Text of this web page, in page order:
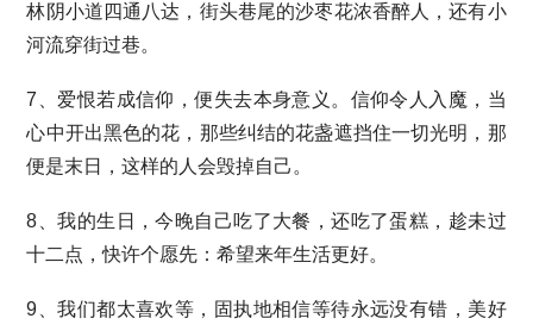
林阴小道四通八达，街头巷尾的沙枣花浓香醉人，还有小
河流穿街过巷。
7、爱恨若成信仰，便失去本身意义。信仰令人入魔，当
心中开出黑色的花，那些纠结的花盏遮挡住一切光明，那
便是末日，这样的人会毁掉自己。
8、我的生日，今晚自己吃了大餐，还吃了蛋糕，趁未过
十二点，快许个愿先：希望来年生活更好。
9、我们都太喜欢等，固执地相信等待永远没有错，美好